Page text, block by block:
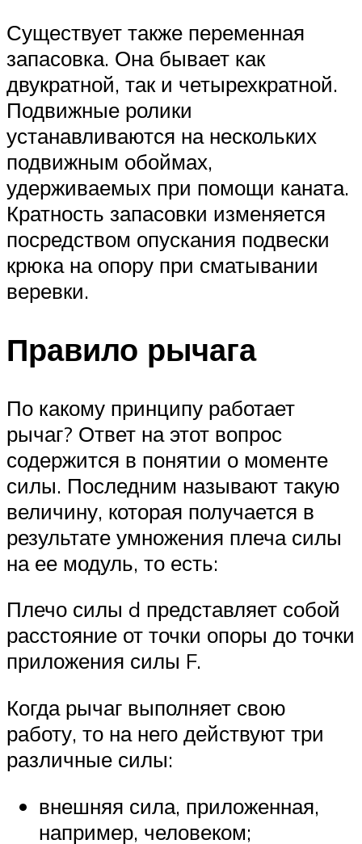
Существует также переменная
запасовка. Она бывает как
двукратной, так и четырехкратной.
Подвижные ролики
устанавливаются на нескольких
подвижным обоймах,
удерживаемых при помощи каната.
Кратность запасовки изменяется
посредством опускания подвески
крюка на опору при сматывании
веревки.
Правило рычага
По какому принципу работает
рычаг? Ответ на этот вопрос
содержится в понятии о моменте
силы. Последним называют такую
величину, которая получается в
результате умножения плеча силы
на ее модуль, то есть:
Плечо силы d представляет собой
расстояние от точки опоры до точки
приложения силы F.
Когда рычаг выполняет свою
работу, то на него действуют три
различные силы:
внешняя сила, приложенная,
например, человеком;